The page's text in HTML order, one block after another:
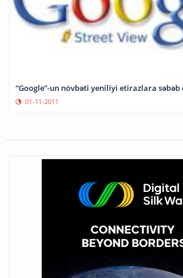
“Google”-un növbəti yeniliyi etirazlara səbəb
01-11-2011